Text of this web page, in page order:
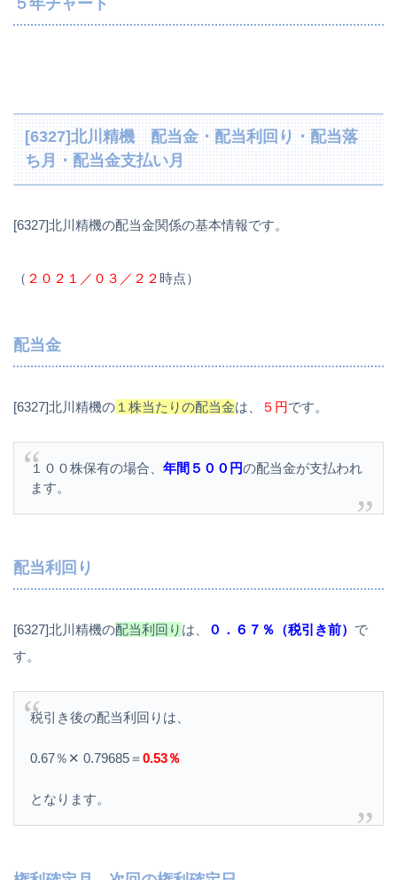
５年チャート
[6327]北川精機 配当金・配当利回り・配当落
ち月・配当金支払い月
[6327]北川精機の配当金関係の基本情報です。
（ ２０２１／０３／２２時点）
配当金
[6327]北川精機の １株当たりの配当金は、 ５円です。
１００株保有の場合、 年間５００円の配当金が支払われ
ます。
配当利回り
[6327]北川精機の配当利回り は、 ０．６７％（税引き前） で
す。
税引き後の配当利回りは、
0.67％✕ 0.79685＝0.53％
となります。